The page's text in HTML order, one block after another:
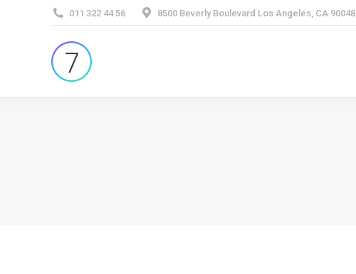
011 322 44 56 8500 Beverly Boulevard Los Angeles, CA 90048